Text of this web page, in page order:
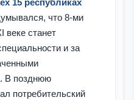
что 8-ми
веке станет
и за
В позднюю
потребительский